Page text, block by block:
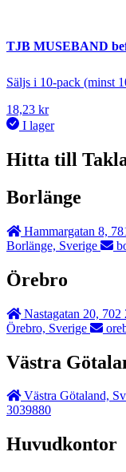
TJB MUSEBAND
Säljs i 10-pack (minst
18,23 kr
I lager
Hitta till
Borlänge
Hammargatan 8,
Borlänge, Sverige
Örebro
Nastagatan 20, 702
Örebro, Sverige
Västra
Västra Götaland,
3039880
Huvudkontor